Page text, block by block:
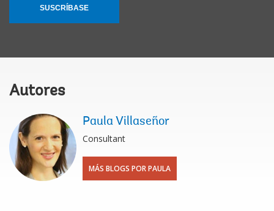
SUSCRÍBASE
Autores
Paula Villaseñor
Consultant
MÁS BLOGS POR PAULA